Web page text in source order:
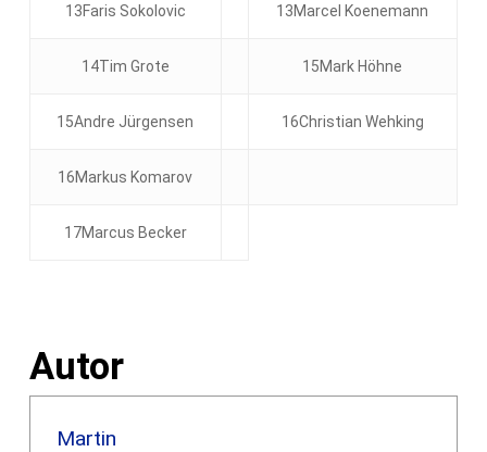
13Faris Sokolovic 13Marcel Koenemann
14Tim Grote 15Mark Höhne
15Andre Jürgensen 16Christian Wehking
16Markus Komarov
17Marcus Becker
Autor
Martin